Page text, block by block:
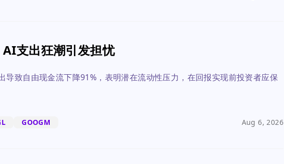
支出狂潮引发担忧
导致自由现金流下降91%，表明潜在流动性压力，在回报实现前投资者应保
GOOGM Aug 6, 2026